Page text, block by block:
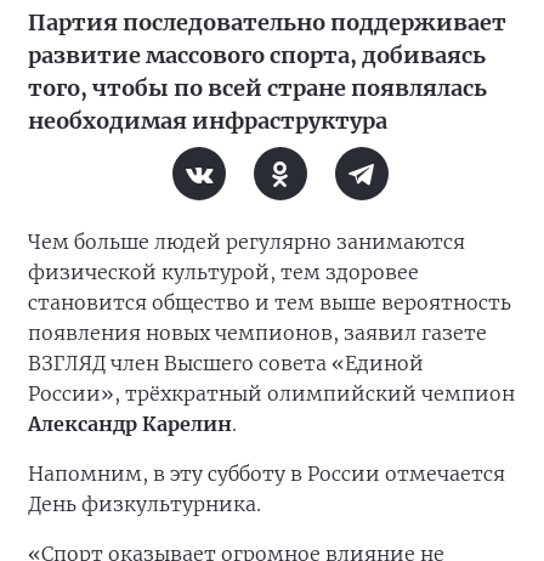
Партия последовательно поддерживает
развитие массового спорта, добиваясь
того, чтобы по всей стране появлялась
необходимая инфраструктура
Чем больше людей регулярно занимаются
физической культурой, тем здоровее
становится общество и тем выше вероятность
появления новых чемпионов, заявил газете
ВЗГЛЯД член Высшего совета «Единой
России», трёхкратный олимпийский чемпион
Александр Карелин.
Напомним, в эту субботу в России отмечается
День физкультурника.
«Спорт оказывает огромное влияние не